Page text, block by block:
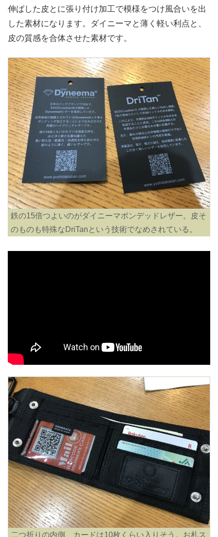
伸ばした皮とに張り付け加工で模様をつけ風合いを出
した素材になります。ダイニーマと薄く軽い利点と、
皮の質感を合体させた素材です。
鉄の15倍つよいのがダイニーマボンデッドレザー。皮そ
のものも特殊なDriTanという技術でなめされている。
二つ折りの内側、カードは10枚くらい入りそう。お札ス